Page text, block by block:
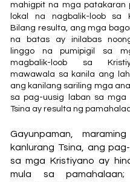
mahigpit na mga patakaran
lokal na nagbalik-loob sa
Bilang resulta, ang mga
na batas ay inilabas
linggo na pumipigil sa
magbalik-loob sa
mawawala sa kanila ang
ang kanilang sariling mga
sa pag-uusig laban sa mga
Tsina ay resulta ng
Gayunpaman,
kanlurang Tsina, ang
sa mga Kristiyano ay
mula sa